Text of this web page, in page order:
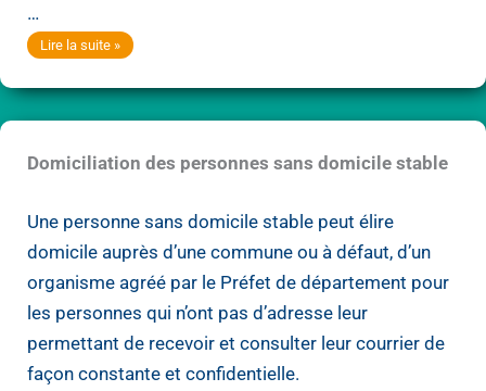
…
Le
de
Lire la suite »
Domiciliation des personnes sans domicile stable
Une personne sans domicile stable peut élire
domicile auprès d’une commune ou à défaut, d’un
organisme agréé par le Préfet de département pour
les personnes qui n’ont pas d’adresse leur
permettant de recevoir et consulter leur courrier de
façon constante et confidentielle.